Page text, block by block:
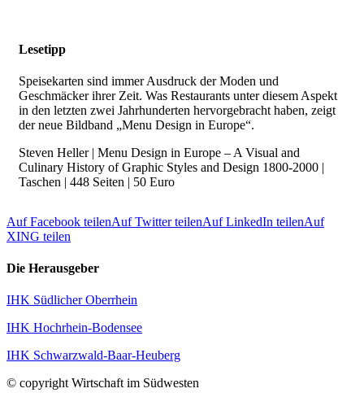
Lesetipp
Speisekarten sind immer Ausdruck der Moden und
Geschmäcker ihrer Zeit. Was Restaurants unter diesem Aspekt
in den letzten zwei Jahrhunderten hervorgebracht haben, zeigt
der neue Bildband „Menu Design in Europe“.
Steven Heller | Menu Design in Europe – A Visual and
Culinary History of Graphic Styles and Design 1800-2000 |
Taschen | 448 Seiten | 50 Euro
Auf Facebook teilenAuf Twitter teilenAuf LinkedIn teilenAuf
XING teilen
Die Herausgeber
IHK Südlicher Oberrhein
IHK Hochrhein-Bodensee
IHK Schwarzwald-Baar-Heuberg
© copyright Wirtschaft im Südwesten